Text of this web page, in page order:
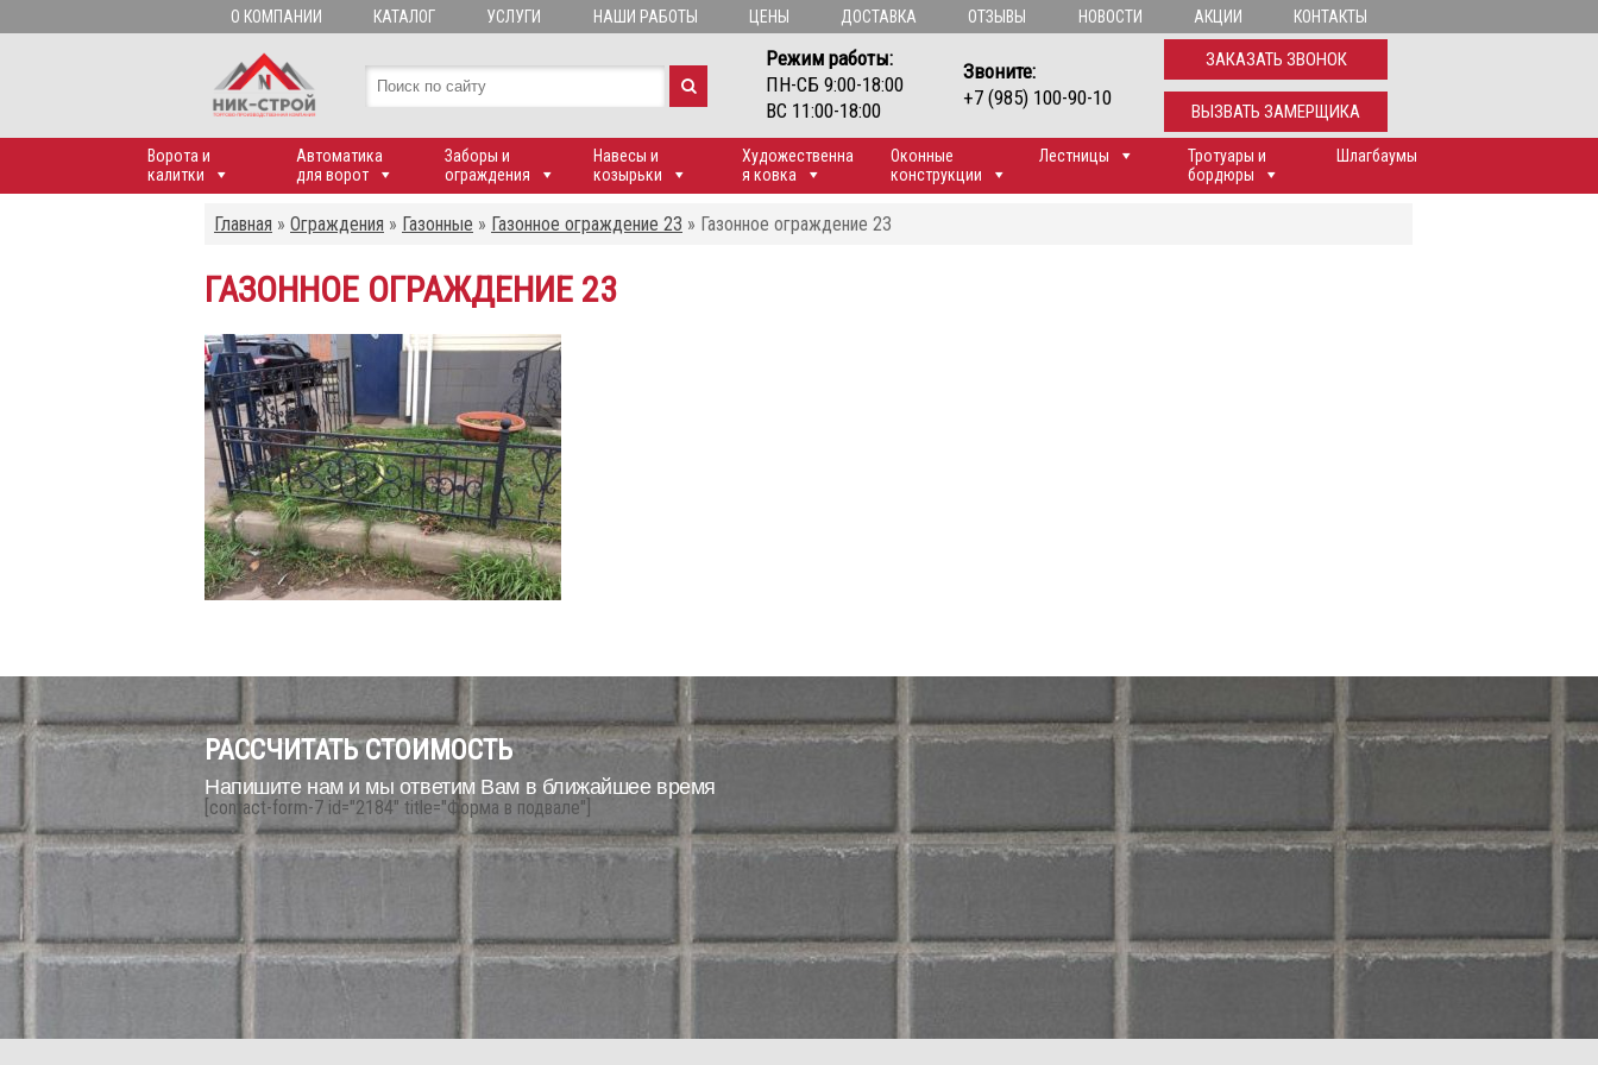
О КОМПАНИИ КАТАЛОГ УСЛУГИ НАШИ РАБОТЫ ЦЕНЫ ДОСТАВКА ОТЗЫВЫ НОВОСТИ АКЦИИ КОНТАКТЫ
Режим работы:
ПН-СБ 9:00-18:00
ВС 11:00-18:00
Звоните:
+7 (985) 100-90-10
ЗАКАЗАТЬ ЗВОНОК
ВЫЗВАТЬ ЗАМЕРЩИКА
Ворота и
калитки
Автоматика
для ворот
Заборы и
ограждения
Навесы и
козырьки
Художественна
я ковка
Оконные
конструкции
Лестницы
Тротуары и
бордюры
Шлагбаумы
Главная » Ограждения » Газонные » Газонное ограждение 23 » Газонное ограждение 23
ГАЗОННОЕ ОГРАЖДЕНИЕ 23
РАССЧИТАТЬ СТОИМОСТЬ
Напишите нам и мы ответим Вам в ближайшее время
[contact-form-7 id="2184" title="Форма в подвале"]